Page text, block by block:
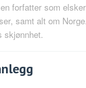
forfatter som
samt alt om
skjønnhet.